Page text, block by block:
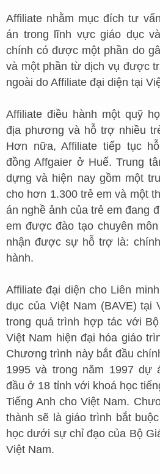
Affiliate nhằm mục đích tư
án trong lĩnh vực giáo dục
chính có được một phần do
và một phần từ dịch vụ được
ngoài do Affiliate đại diện tại
Affiliate điều hành một quỹ
địa phương và hỗ trợ nhiều
Hơn nữa, Affiliate tiếp tục
đồng Affgaier ở Huế. Trung
dựng và hiện nay gồm một
cho hơn 1.300 trẻ em và một
án nghề ảnh của trẻ em đang
em được đào tạo chuyên
nhận được sự hỗ trợ là:
hành.
Affiliate đại diện cho Liên
dục của Việt Nam (BAVE) tại
trong quá trình hợp tác với
Việt Nam hiện đại hóa giáo
Chương trình này bắt đầu
1995 và trong năm 1997 dự
đầu ở 18 tỉnh với khoá học
Tiếng Anh cho Việt Nam.
thành sẽ là giáo trình bắt
học dưới sự chỉ đạo của Bộ
Việt Nam.